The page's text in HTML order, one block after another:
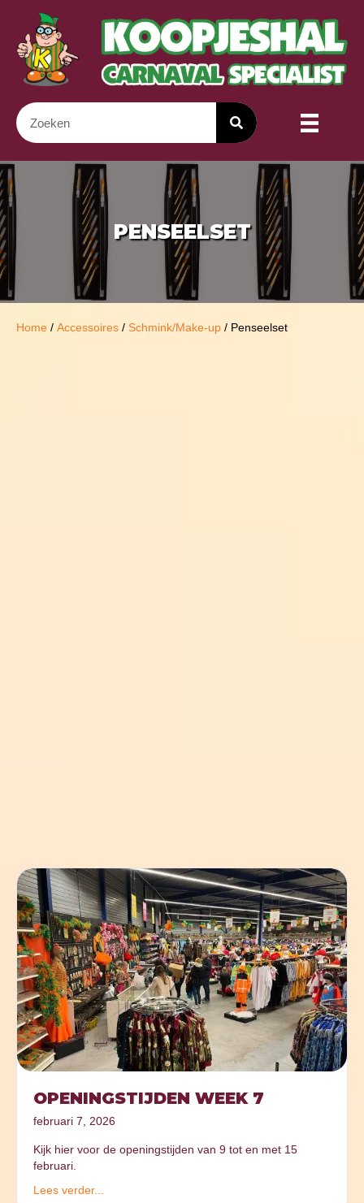
PENSEELSET
Home / Accessoires / Schmink/Make-up / Penseelset
OPENINGSTIJDEN WEEK 7
februari 7, 2026
Kijk hier voor de openingstijden van 9 tot en met 15
februari.
Lees verder...